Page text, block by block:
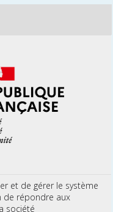
et de gérer le système
de répondre aux
société